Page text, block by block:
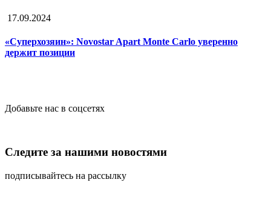
17.09.2024
«Суперхозяин»: Novostar Apart Monte Carlo уверенно
держит позиции
Добавьте нас в соцсетях
Следите за нашими новостями
подписывайтесь на рассылку